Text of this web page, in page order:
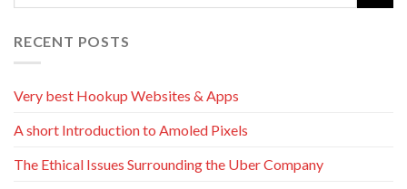
RECENT POSTS
Very best Hookup Websites & Apps
A short Introduction to Amoled Pixels
The Ethical Issues Surrounding the Uber Company